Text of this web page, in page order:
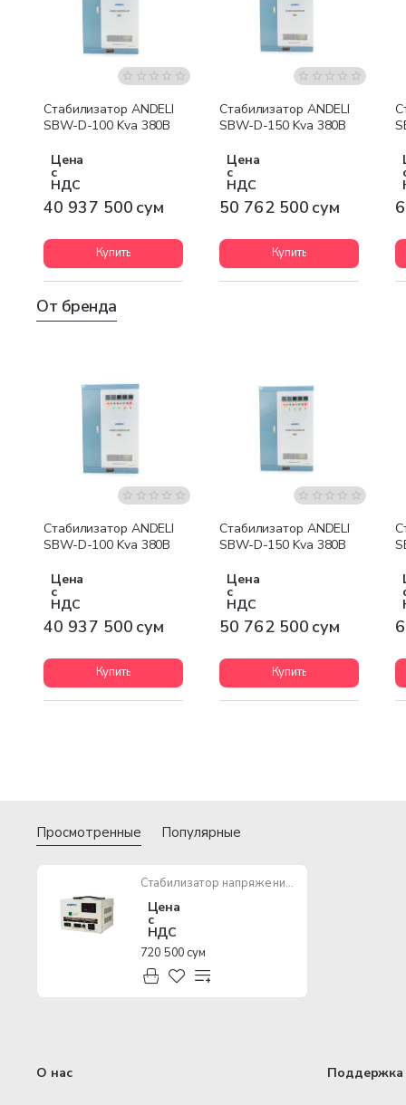
Бесплатная доставка
Стабилизатор ANDELI
SBW-D-100 Kva 380В
Цена
с
НДС
40 937 500 сум
Купить
Бесплатная доставка
Стабилизатор ANDELI
SBW-D-150 Kva 380В
Цена
с
НДС
50 762 500 сум
Купить
От бренда
Бесплатная доставка
Стабилизатор ANDELI
SBW-D-100 Kva 380В
Цена
с
НДС
40 937 500 сум
Купить
Бесплатная доставка
Стабилизатор ANDELI
SBW-D-150 Kva 380В
Цена
с
НДС
50 762 500 сум
Купить
Просмотренные Популярные
Стабилизатор напряжения ANDELI ASV D1000VA 110-250V
Цена
с
НДС
720 500 сум
О нас Поддержка